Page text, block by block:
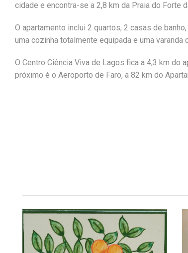
cidade e encontra-se a 2,8 km da Praia do Forte
O apartamento inclui 2 quartos, 2 casas de
uma cozinha totalmente equipada e uma varanda
O Centro Ciência Viva de Lagos fica a 4,3 km do
próximo é o Aeroporto de Faro, a 82 km do